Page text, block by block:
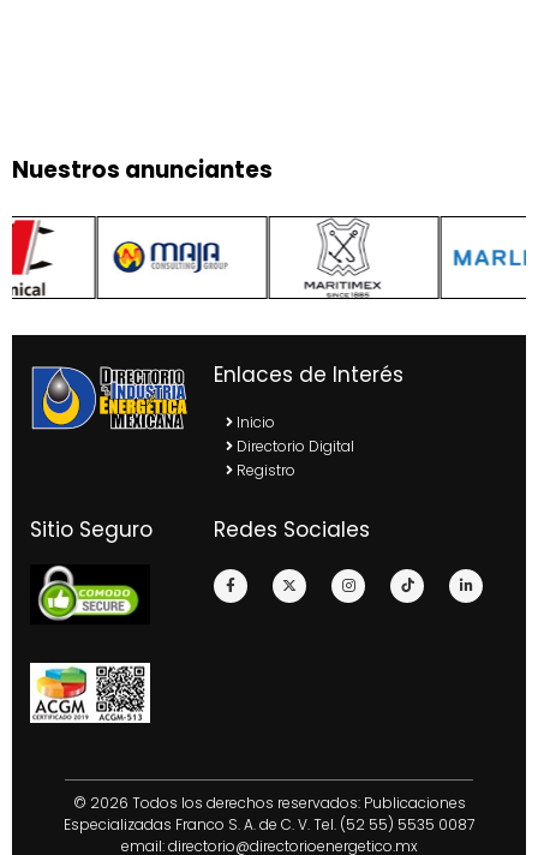
Nuestros anunciantes
Enlaces de Interés
Inicio
Directorio Digital
Registro
Sitio Seguro Redes Sociales
© 2026 Todos los derechos reservados: Publicaciones
Especializadas Franco S. A. de C. V. Tel. (52 55) 5535 0087
email:directorio@directorioenergetico.mx